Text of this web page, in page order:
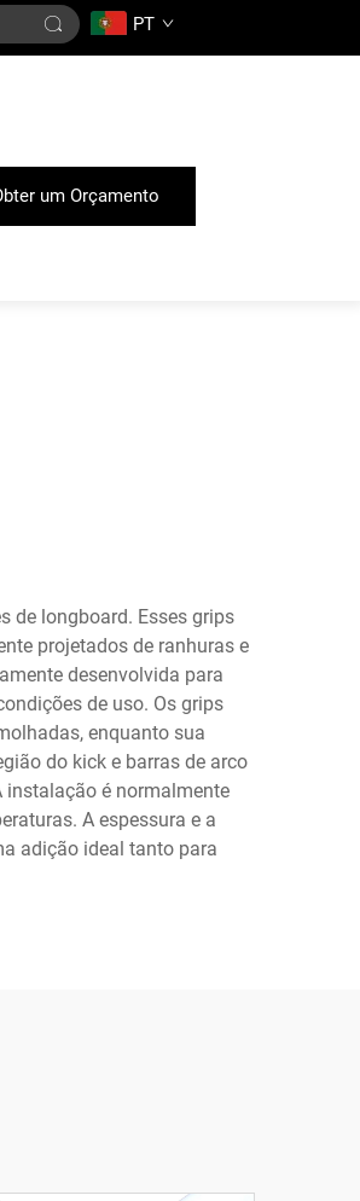
PT
um Orçamento
de longboard. Esses grips
projetados de ranhuras e
desenvolvida para
de uso. Os grips
enquanto sua
do kick e barras de arco
instalação é normalmente
A espessura e a
adição ideal tanto para